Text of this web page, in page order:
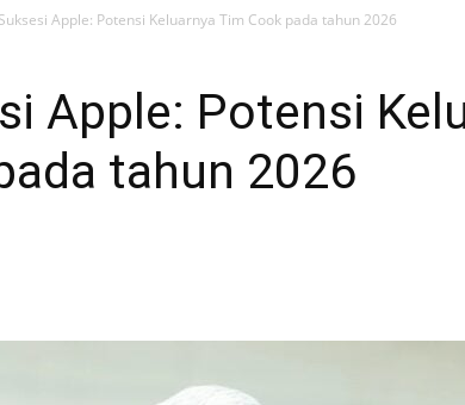
Suksesi Apple: Potensi Keluarnya Tim Cook pada tahun 2026
Apple: Potensi
tahun 2026